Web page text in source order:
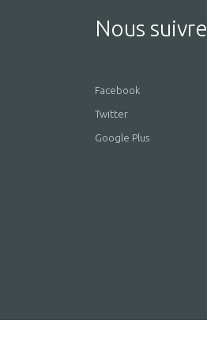
Nous suivre
Facebook
Twitter
Google Plus